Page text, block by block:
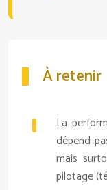
À retenir
La
dépend
mais
pilotage